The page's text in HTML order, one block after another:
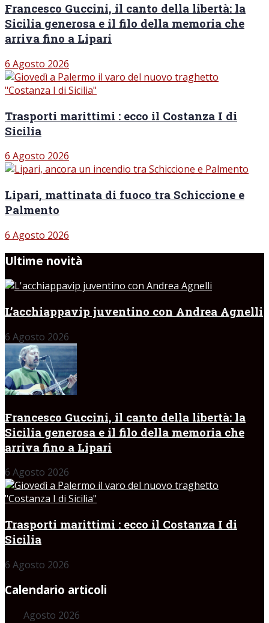
Francesco Guccini, il canto della libertà: la
Sicilia generosa e il filo della memoria che
arriva fino a Lipari
6 Agosto 2026
Trasporti marittimi : ecco il Costanza I di
Sicilia
6 Agosto 2026
Lipari, mattinata di fuoco tra Schiccione e
Palmento
6 Agosto 2026
Ultime novità
L’acchiappavip juventino con Andrea Agnelli
6 Agosto 2026
Francesco Guccini, il canto della libertà: la
Sicilia generosa e il filo della memoria che
arriva fino a Lipari
6 Agosto 2026
Trasporti marittimi : ecco il Costanza I di
Sicilia
6 Agosto 2026
Calendario articoli
Agosto 2026